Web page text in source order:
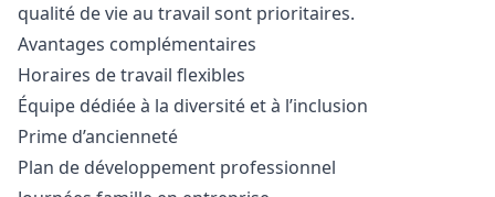
qualité de vie au travail sont prioritaires.
Avantages complémentaires
Horaires de travail flexibles
Équipe dédiée à la diversité et à l’inclusion
Prime d’ancienneté
Plan de développement professionnel